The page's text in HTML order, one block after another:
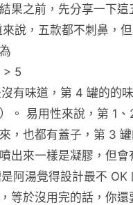
果之前，先分享一下這
說，五款都不刺鼻，
> 5
有味道，第 4 罐的的
）。 易用性來說，第 1
，也都有蓋子，第 3
出來一樣是凝膠，但會
阿湯覺得設計最不 OK
等於沒用完的話，你還